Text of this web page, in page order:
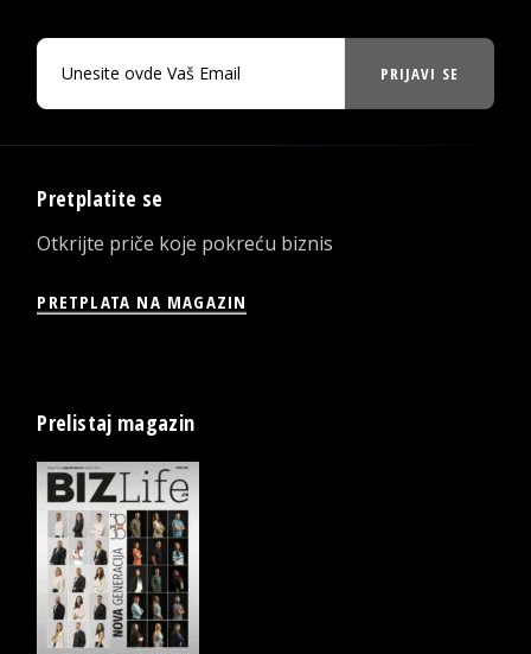
PRIJAVI SE
Pretplatite se
Otkrijte priče koje pokreću biznis
PRETPLATA NA MAGAZIN
Prelistaj magazin